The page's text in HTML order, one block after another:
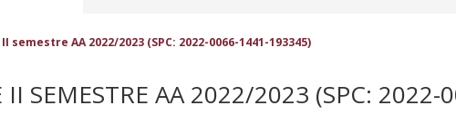
II semestre AA 2022/2023 (SPC: 2022-0066-1441-193345)
SEMESTRE AA 2022/2023 (SPC: